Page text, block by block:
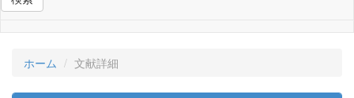
ホーム 文献詳細